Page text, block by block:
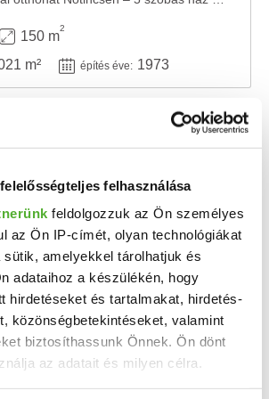
felhasználása
feldolgozzuk az Ön személyes
az Ön IP-címét, olyan technológiákat
sütik, amelyekkel tárolhatjuk és
adataihoz a készülékén, hogy
hirdetéseket és tartalmakat, hirdetés-
közönségbetekintéseket, valamint
biztosíthassunk Önnek. Ön dönt
az adatait és milyen célra.
150 m
2
m² építés éve: 1973
342 252 Ft/m2
családi ház